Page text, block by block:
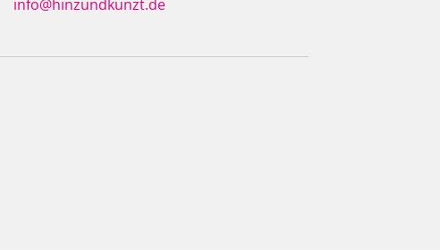
info@hinzundkunzt.de